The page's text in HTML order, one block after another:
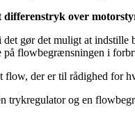
differenstryk over
gør det muligt at
flowbegrænsningen i
der er til rådighed for
trykregulator og en